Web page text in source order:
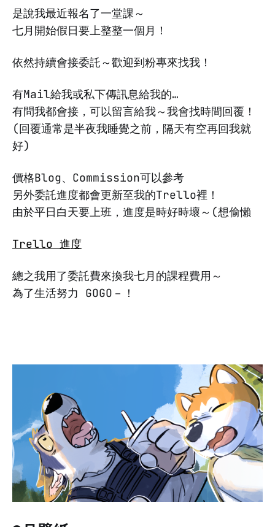
是說我最近報名了一堂課～
七月開始假日要上整整一個月！
依然持續會接委託～歡迎到粉專來找我！
有Mail給我或私下傳訊息給我的…
有問我都會接，可以留言給我～我會找時間回覆！
(回覆通常是半夜我睡覺之前，隔天有空再回我就
好)
價格Blog、Commission可以參考
另外委託進度都會更新至我的Trello裡！
由於平日白天要上班，進度是時好時壞～(想偷懶
Trello 進度
總之我用了委託費來換我七月的課程費用～
為了生活努力 GOGO－！